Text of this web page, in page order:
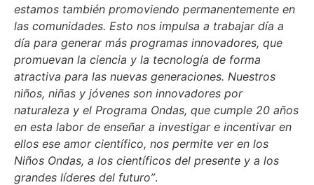
estamos también promoviendo permanentemente en
las comunidades. Esto nos impulsa a trabajar día a
día para generar más programas innovadores, que
promuevan la ciencia y la tecnología de forma
atractiva para las nuevas generaciones. Nuestros
niños, niñas y jóvenes son innovadores por
naturaleza y el Programa Ondas, que cumple 20 años
en esta labor de enseñar a investigar e incentivar en
ellos ese amor científico, nos permite ver en los
Niños Ondas, a los científicos del presente y a los
grandes líderes del futuro”.